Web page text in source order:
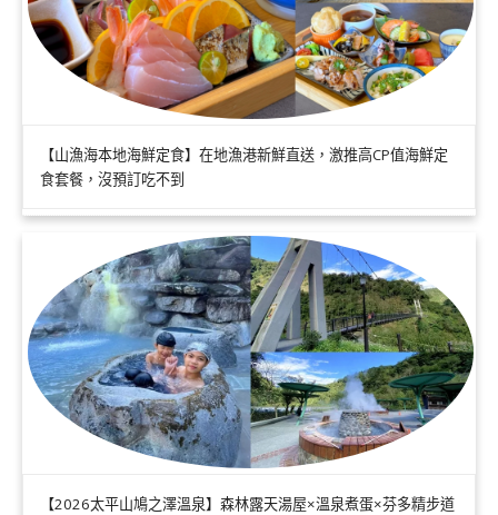
【山漁海本地海鮮定食】在地漁港新鮮直送，激推高CP值海鮮定
食套餐，沒預訂吃不到
【2026太平山鳩之澤溫泉】森林露天湯屋×溫泉煮蛋×芬多精步道